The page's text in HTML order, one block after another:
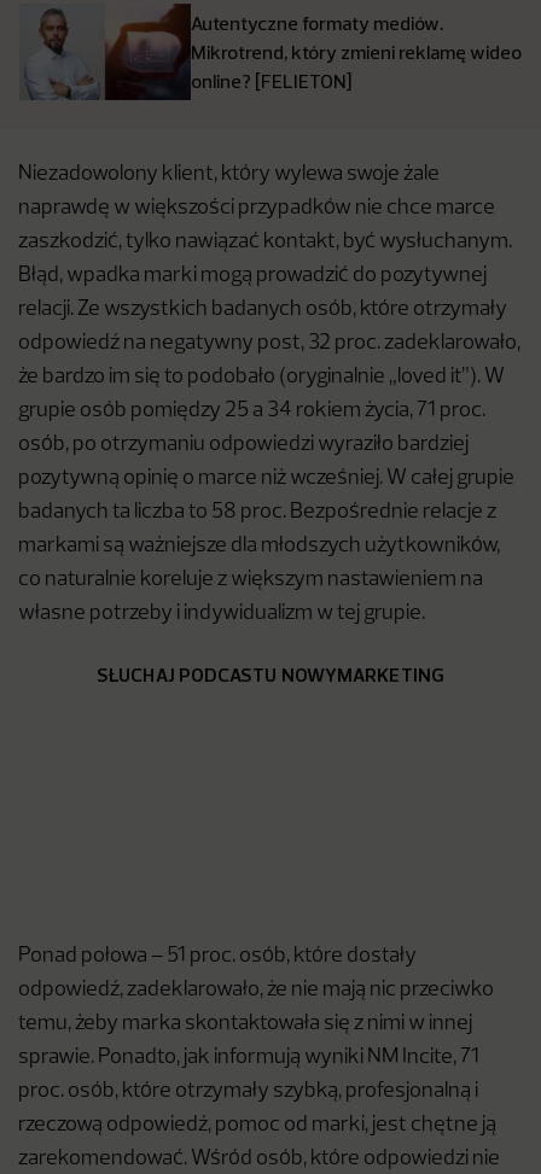
Autentyczne formaty mediów.
Mikrotrend, który zmieni reklamę wideo
online? [FELIETON]
Niezadowolony klient, który wylewa swoje żale
naprawdę w większości przypadków nie chce marce
zaszkodzić, tylko nawiązać kontakt, być wysłuchanym.
Błąd, wpadka marki mogą prowadzić do pozytywnej
relacji. Ze wszystkich badanych osób, które otrzymały
odpowiedź na negatywny post, 32 proc. zadeklarowało,
że bardzo im się to podobało (oryginalnie „loved it”). W
grupie osób pomiędzy 25 a 34 rokiem życia, 71 proc.
osób, po otrzymaniu odpowiedzi wyraziło bardziej
pozytywną opinię o marce niż wcześniej. W całej grupie
badanych ta liczba to 58 proc. Bezpośrednie relacje z
markami są ważniejsze dla młodszych użytkowników,
co naturalnie koreluje z większym nastawieniem na
własne potrzeby i indywidualizm w tej grupie.
SŁUCHAJ PODCASTU NOWYMARKETING
Ponad połowa – 51 proc. osób, które dostały
odpowiedź, zadeklarowało, że nie mają nic przeciwko
temu, żeby marka skontaktowała się z nimi w innej
sprawie. Ponadto, jak informują wyniki NM Incite, 71
proc. osób, które otrzymały szybką, profesjonalną i
rzeczową odpowiedź, pomoc od marki, jest chętne ją
zarekomendować. Wśród osób, które odpowiedzi nie